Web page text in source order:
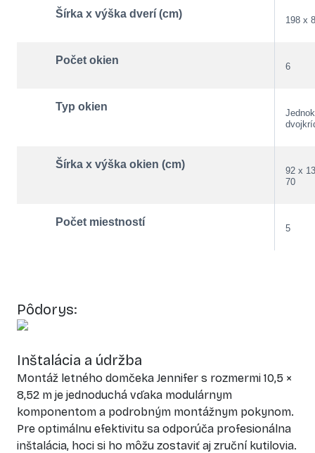
Šírka x výška dverí (cm)
198 x
Počet okien
6
Typ okien
Šírka x výška okien (cm)
92 x
70
Počet miestností
5
Pôdorys:
Inštalácia a údržba
Montáž letného domčeka Jennifer s rozmermi 10,5 ×
8,52 m je jednoduchá vďaka modulárnym
komponentom a podrobným montážnym pokynom.
Pre optimálnu efektivitu sa odporúča profesionálna
inštalácia, hoci si ho môžu zostaviť aj zruční kutilovia.